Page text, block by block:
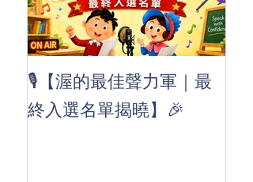
🎙️【渥的最佳聲力軍｜最
終入選名單揭曉】🎉